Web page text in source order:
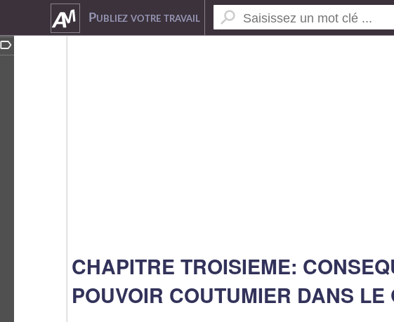
Publiez votre travail
CHAPITRE TROISIEME:
POUVOIR COUTUMIER DANS